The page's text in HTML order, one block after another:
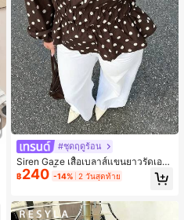
#ชุดฤดูร้อน
Siren Gaze เสื้อเบลาส์แขนยาวรัดเอว
ลายจุดสีน้ำตาลใหม่สำหรับฤดูใบไม้ร่ว
งสำหรับผู้หญิง
฿240 -14% 2 วันสุดท้าย